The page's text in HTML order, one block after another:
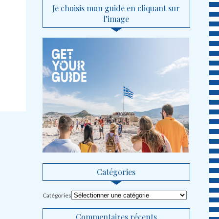
Je choisis mon guide en cliquant sur
l’image
Catégories
Catégories
Commentaires récents